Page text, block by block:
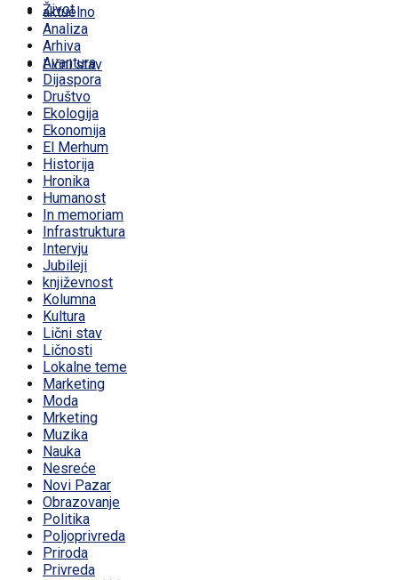
Život
Lični stav
aktuelno
Analiza
Arhiva
Avantura
Dijaspora
Društvo
Ekologija
Ekonomija
El Merhum
Historija
Hronika
Humanost
In memoriam
Infrastruktura
Intervju
Jubileji
književnost
Kolumna
Kultura
Lični stav
Ličnosti
Lokalne teme
Marketing
Moda
Mrketing
Muzika
Nauka
Nesreće
Novi Pazar
Obrazovanje
Politika
Poljoprivreda
Priroda
Privreda